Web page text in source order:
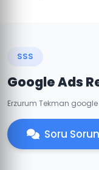
SSS
Google Ads
Erzurum Tekman
Soru Sorun